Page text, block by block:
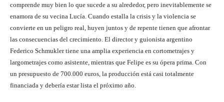
comprende muy bien lo que sucede a su alrededor, pero inevitablemente se
enamora de su vecina Lucía. Cuando estalla la crisis y la violencia se
convierte en un peligro real, huyen juntos y de repente tienen que afrontar
las consecuencias del crecimiento. El director y guionista argentino
Federico Schmukler tiene una amplia experiencia en cortometrajes y
largometrajes como asistente, mientras que Felipe es su ópera prima. Con
un presupuesto de 700.000 euros, la producción está casi totalmente
financiada y debería estar lista el próximo año.